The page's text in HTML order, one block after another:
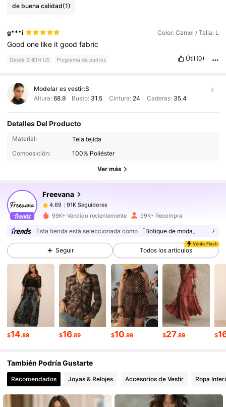
de buena calidad(1)
g***i Color: Camel / Talla: L
Goodone like itgoodfabric
Desde SHEIN US Programa de puntos Útil (0)
Modelar es vestir:S
Altura: 68.9 Busto: 31.5 Cintura: 24 Caderas: 35.4
Detalles Del Producto
Material:
Tela tejida
Composición:
100% Poliéster
Ver más
Freevana
91K Seguidores
4.69
91K Seguidores
w***5pagóHace 19 horas
4.69 91K Seguidores
4.69 91K Seguidores
91K Seguidores
4.69 91K Seguidores
4.69 91K Seguidores
4.69 91K Seguidores
99K+ Vendido recientemente 99K+ Recompra
Esta tienda está seleccionada como 「Botique de moda」
Seguir
Venta Flash
Todos los artículos
$14.89 $16.89 $10.99 $27.89 $
También Podría Gustarte
Recomendados Joyas & Relojes Accesorios de Vestir Ropa